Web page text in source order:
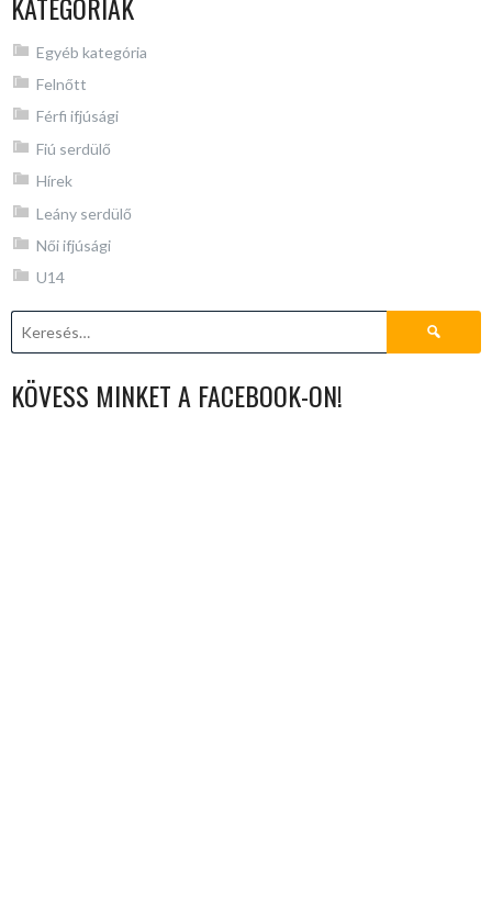
Egyéb kategória
Felnőtt
Férfi ifjúsági
Fiú serdülő
Hírek
Leány serdülő
Női ifjúsági
U14
Keresés:
KÖVESS MINKET A FACEBOOK-ON!